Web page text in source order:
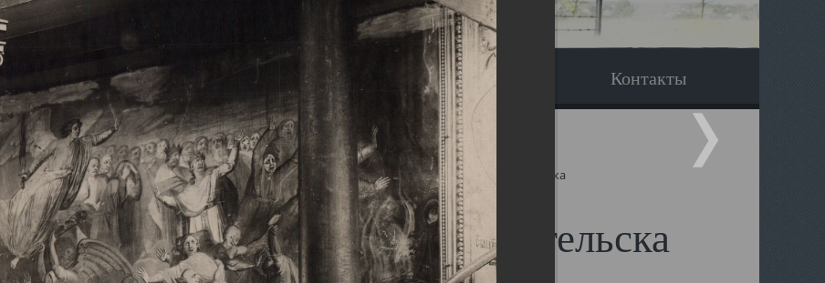
Наследники Галерея Вопрос-ответ Контакты
Главная Галерея Храмы-мученики Архангельска Свято-Троицкий собор Архангельска
Свято-Троицкий собор Архангельска